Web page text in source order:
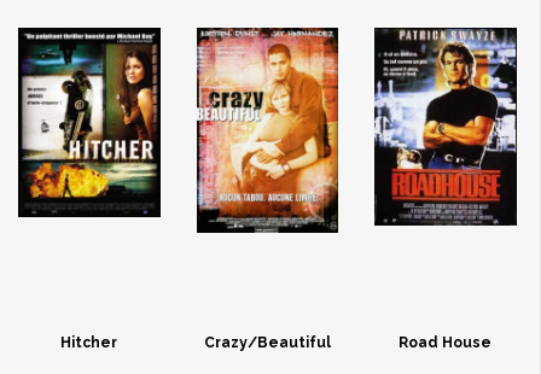
Hitcher Crazy/Beautiful Road House